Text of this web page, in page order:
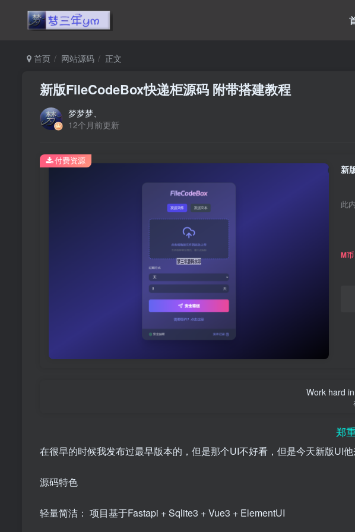
首页 网站源码 正文
新版FileCodeBox快递柜源码 附带搭建教程
梦梦梦、
12个月前更新
新
此
M币
付费资源
Work hard
郑重声明：
在很早的时候我发布过最早版本的，但是那个UI不好看，但是今天新版UI
源码特色
轻量简洁： 项目基于Fastapi + Sqlite3 + Vue3 + ElementUI